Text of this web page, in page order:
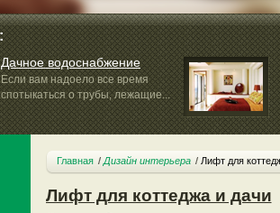
Дачное водоснабжение
Если вам надоело все время
спотыкаться о трубы, лежащие...
Главная Дизайн интерьера Лифт для
Лифт для коттеджа и дачи